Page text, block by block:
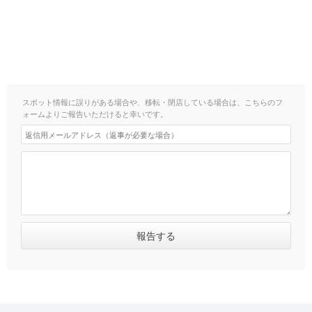
スポット情報に誤りがある場合や、移転・閉店している場合は、こちらのフ
ォームよりご報告いただけると幸いです。